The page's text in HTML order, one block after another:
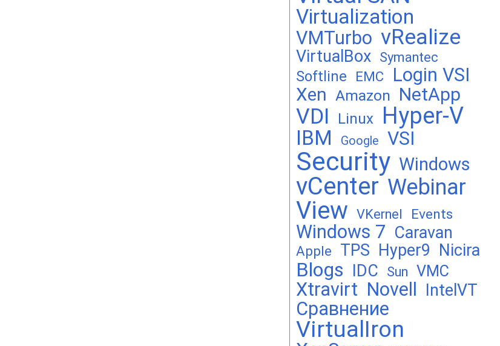
Virtualization
VMTurbo vRealize
VirtualBox Symantec
Softline EMC
Login VSI
Xen Amazon NetApp
VDI Linux Hyper-V
IBM Google VSI
Security Windows
vCenter Webinar
View VKernel Events
Windows 7 Caravan
Apple TPS Hyper9 Nicira
Blogs IDC Sun VMC
Xtravirt Novell IntelVT
Сравнение
VirtualIron